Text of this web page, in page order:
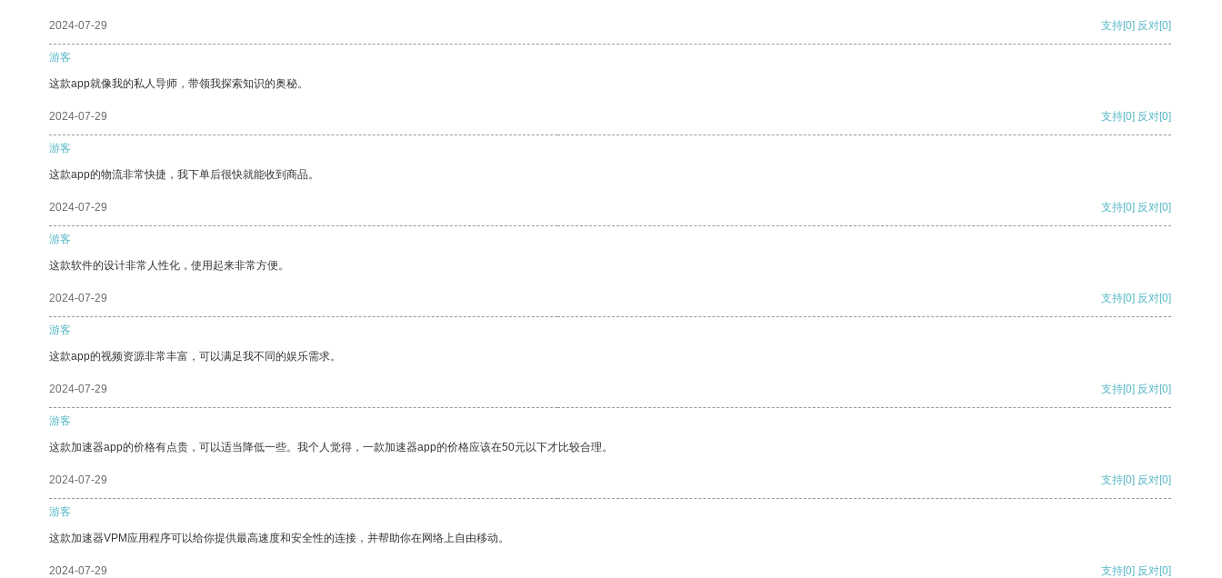
2024-07-29 支持[0] 反对[0]
游客
这款app就像我的私人导师，带领我探索知识的奥秘。
2024-07-29 支持[0] 反对[0]
游客
这款app的物流非常快捷，我下单后很快就能收到商品。
2024-07-29 支持[0] 反对[0]
游客
这款软件的设计非常人性化，使用起来非常方便。
2024-07-29 支持[0] 反对[0]
游客
这款app的视频资源非常丰富，可以满足我不同的娱乐需求。
2024-07-29 支持[0] 反对[0]
游客
这款加速器app的价格有点贵，可以适当降低一些。我个人觉得，一款加速器app的价格应该在50元以下才比较合理。
2024-07-29 支持[0] 反对[0]
游客
这款加速器VPM应用程序可以给你提供最高速度和安全性的连接，并帮助你在网络上自由移动。
2024-07-29 支持[0] 反对[0]